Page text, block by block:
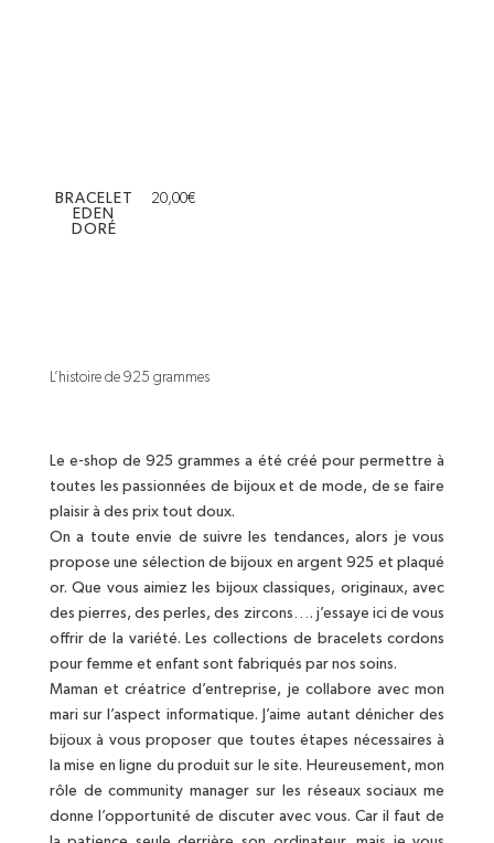
BRACELET
EDEN
DORÉ
20,00€
L’histoire de 925 grammes
Le e-shop de 925 grammes a été créé pour permettre à
toutes les passionnées de bijoux et de mode, de se faire
plaisir à des prix tout doux.
On a toute envie de suivre les tendances, alors je vous
propose une sélection de bijoux en argent 925 et plaqué
or. Que vous aimiez les bijoux classiques, originaux, avec
des pierres, des perles, des zircons…. j’essaye ici de vous
offrir de la variété. Les collections de bracelets cordons
pour femme et enfant sont fabriqués par nos soins.
Maman et créatrice d’entreprise, je collabore avec mon
mari sur l’aspect informatique. J’aime autant dénicher des
bijoux à vous proposer que toutes étapes nécessaires à
la mise en ligne du produit sur le site. Heureusement, mon
rôle de community manager sur les réseaux sociaux me
donne l’opportunité de discuter avec vous. Car il faut de